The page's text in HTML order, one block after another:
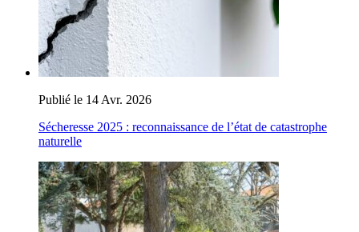
Publié le 14 Avr. 2026
Sécheresse 2025 : reconnaissance de l’état de catastrophe
naturelle